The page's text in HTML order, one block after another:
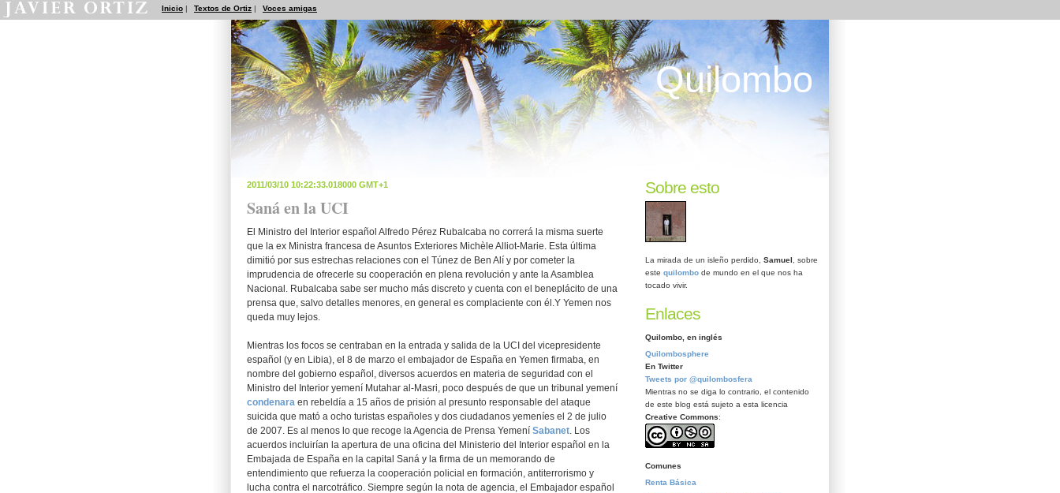
Inicio | Textos de Ortiz | Voces amigas
Quilombo
2011/03/10 10:22:33.018000 GMT+1
Saná en la UCI
El Ministro del Interior español Alfredo Pérez Rubalcaba no correrá la misma suerte
que la ex Ministra francesa de Asuntos Exteriores Michèle Alliot-Marie. Esta última
dimitió por sus estrechas relaciones con el Túnez de Ben Alí y por cometer la
imprudencia de ofrecerle su cooperación en plena revolución y ante la Asamblea
Nacional. Rubalcaba sabe ser mucho más discreto y cuenta con el beneplácito de una
prensa que, salvo detalles menores, en general es complaciente con él.Y Yemen nos
queda muy lejos.
Mientras los focos se centraban en la entrada y salida de la UCI del vicepresidente
español (y en Libia), el 8 de marzo el embajador de España en Yemen firmaba, en
nombre del gobierno español, diversos acuerdos en materia de seguridad con el
Ministro del Interior yemení Mutahar al-Masri, poco después de que un tribunal yemení
condenara en rebeldía a 15 años de prisión al presunto responsable del ataque
suicida que mató a ocho turistas españoles y dos ciudadanos yemeníes el 2 de julio
de 2007. Es al menos lo que recoge la Agencia de Prensa Yemení Sabanet . Los
acuerdos incluirían la apertura de una oficina del Ministerio del Interior español en la
Embajada de España en la capital Saná y la firma de un memorando de
entendimiento que refuerza la cooperación policial en formación, antiterrorismo y
lucha contra el narcotráfico. Siempre según la nota de agencia, el Embajador español
Sobre esto
La mirada de un isleño perdido, Samuel , sobre
este quilombo de mundo en el que nos ha
tocado vivir.
Enlaces
Quilombo, en inglés
Quilombosphere
En Twitter
Tweets por @quilombosfera
Mientras no se diga lo contrario, el contenido
de este blog está sujeto a esta licencia
Creative Commons:
Comunes
Renta Básica